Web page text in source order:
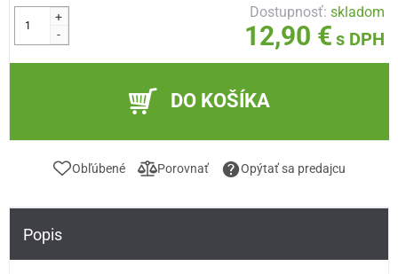
+
-
Dostupnosť:skladom
12,90 € s DPH
DO KOŠÍKA
Obľúbené Porovnať Opýtať sa predajcu
Popis